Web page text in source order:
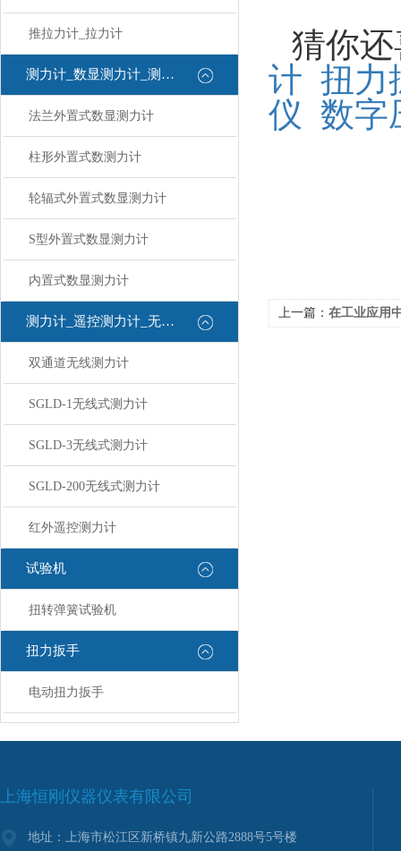
推拉力计_拉力计
测力计_数显测力计_测力计
法兰外置式数显测力计
柱形外置式数测力计
轮辐式外置式数显测力计
S型外置式数显测力计
内置式数显测力计
测力计_遥控测力计_无线测力计
双通道无线测力计
SGLD-1无线式测力计
SGLD-3无线式测力计
SGLD-200无线式测力计
红外遥控测力计
试验机
扭转弹簧试验机
扭力扳手
电动扭力扳手
猜你
计 扭力
仪 数字
上一篇： 在工业应用中，
上海恒刚仪器仪表有限公司
地址：上海市松江区新桥镇九新公路2888号5号楼